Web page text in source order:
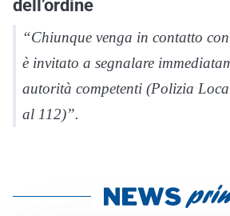
dell’ordine
“Chiunque venga in contatto
è invitato a segnalare
autorità competenti (Polizia
al 112)”.